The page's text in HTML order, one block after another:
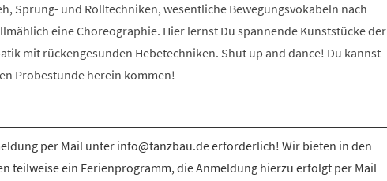
Sprung- und Rolltechniken, wesentliche Bewegungsvokabeln nach
eine Choreographie. Hier lernst Du spannende Kunststücke der
mit rückengesunden Hebetechniken. Shut up and dance! Du kannst
Probestunde herein kommen!
per Mail unter info@tanzbau.de erforderlich! Wir bieten in den
teilweise ein Ferienprogramm, die Anmeldung hierzu erfolgt per Mail